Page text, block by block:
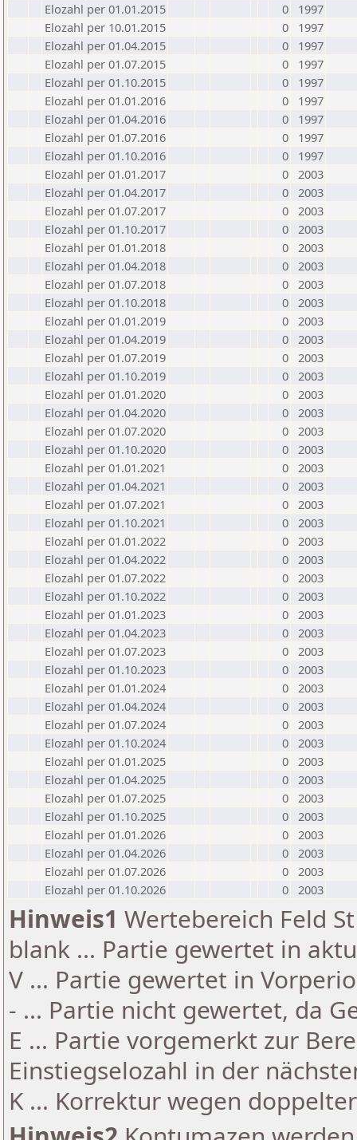
Elozahl per 01.01.2015
0
1997
Elozahl per 10.01.2015
0
1997
Elozahl per 01.04.2015
0
1997
Elozahl per 01.07.2015
0
1997
Elozahl per 01.10.2015
0
1997
Elozahl per 01.01.2016
0
1997
Elozahl per 01.04.2016
0
1997
Elozahl per 01.07.2016
0
1997
Elozahl per 01.10.2016
0
1997
Elozahl per 01.01.2017
0 2003
Elozahl per 01.04.2017
0 2003
Elozahl per 01.07.2017
0 2003
Elozahl per 01.10.2017
0 2003
Elozahl per 01.01.2018
0 2003
Elozahl per 01.04.2018
0 2003
Elozahl per 01.07.2018
0 2003
Elozahl per 01.10.2018
0 2003
Elozahl per 01.01.2019
0 2003
Elozahl per 01.04.2019
0 2003
Elozahl per 01.07.2019
0 2003
Elozahl per 01.10.2019
0 2003
Elozahl per 01.01.2020
0 2003
Elozahl per 01.04.2020
0 2003
Elozahl per 01.07.2020
0 2003
Elozahl per 01.10.2020
0 2003
Elozahl per 01.01.2021
0 2003
Elozahl per 01.04.2021
0 2003
Elozahl per 01.07.2021
0 2003
Elozahl per 01.10.2021
0 2003
Elozahl per 01.01.2022
0 2003
Elozahl per 01.04.2022
0 2003
Elozahl per 01.07.2022
0 2003
Elozahl per 01.10.2022
0 2003
Elozahl per 01.01.2023
0 2003
Elozahl per 01.04.2023
0 2003
Elozahl per 01.07.2023
0 2003
Elozahl per 01.10.2023
0 2003
Elozahl per 01.01.2024
0 2003
Elozahl per 01.04.2024
0 2003
Elozahl per 01.07.2024
0 2003
Elozahl per 01.10.2024
0 2003
Elozahl per 01.01.2025
0 2003
Elozahl per 01.04.2025
0 2003
Elozahl per 01.07.2025
0 2003
Elozahl per 01.10.2025
0 2003
Elozahl per 01.01.2026
0 2003
Elozahl per 01.04.2026
0 2003
Elozahl per 01.07.2026
0 2003
Elozahl per 01.10.2026
0 2003
Hinweis1 Wertebereich Feld
blank ... Partie gewertet in
V ... Partie gewertet in
- ... Partie nicht gewertet, da
E ... Partie vorgemerkt zur
Einstiegselozahl in der
K ... Korrektur wegen